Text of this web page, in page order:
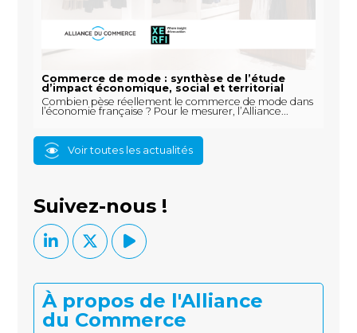
Commerce de mode : synthèse de l’étude
d’impact économique, social et territorial
Combien pèse réellement le commerce de mode dans
l’économie française ? Pour le mesurer, l’Alliance...
Voir toutes les actualités
Suivez-nous !
À propos de l'Alliance
du Commerce